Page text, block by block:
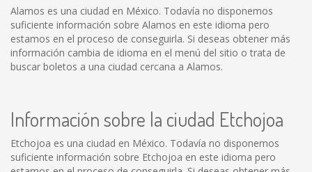
Alamos es una ciudad en México. Todavía no disponemos
suficiente información sobre Alamos en este idioma pero
estamos en el proceso de conseguirla. Si deseas obtener más
información cambia de idioma en el menú del sitio o trata de
buscar boletos a una ciudad cercana a Alamos.
Información sobre la ciudad Etchojoa
Etchojoa es una ciudad en México. Todavía no disponemos
suficiente información sobre Etchojoa en este idioma pero